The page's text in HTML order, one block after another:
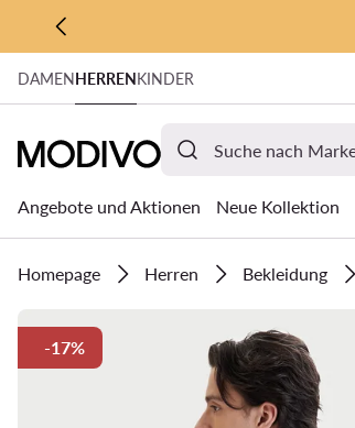
ZUM HAUPTINHALT SPRINGEN
ZUR SUCHE
DAMENHERRENKINDER
Angebote und Aktionen Neue Kollektion
Homepage Herren Bekleidung
-17%